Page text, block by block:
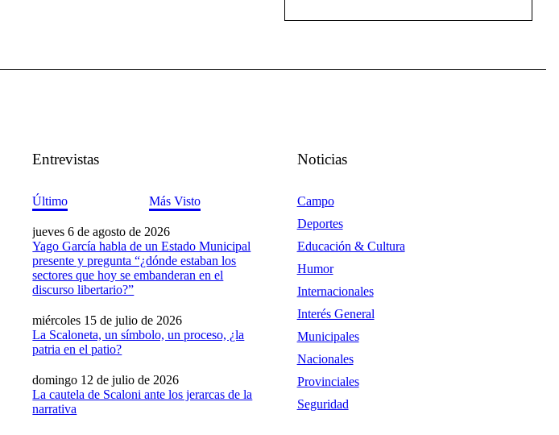
Entrevistas
Último Más Visto
jueves 6 de agosto de 2026
Yago García habla de un Estado Municipal
presente y pregunta “¿dónde estaban los
sectores que hoy se embanderan en el
discurso libertario?”
miércoles 15 de julio de 2026
La Scaloneta, un símbolo, un proceso, ¿la
patria en el patio?
domingo 12 de julio de 2026
La cautela de Scaloni ante los jerarcas de la
narrativa
Noticias
Campo
Deportes
Educación & Cultura
Humor
Internacionales
Interés General
Municipales
Nacionales
Provinciales
Seguridad